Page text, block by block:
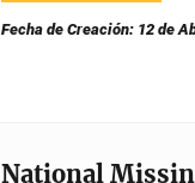
Fecha de Creación: 12 de
National